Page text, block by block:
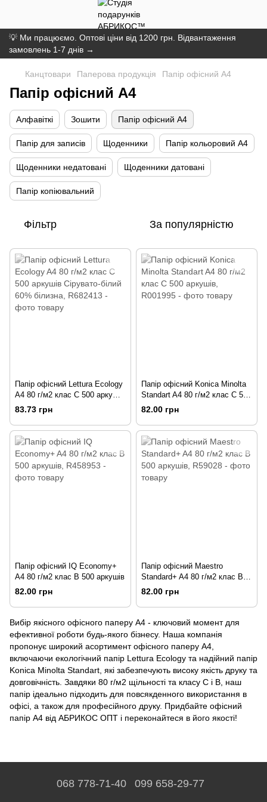
💡 Ми працюємо. Оптові ціни від 1200 грн. Відвантаження
замовлень 1-7 днів →
Канцтовари Паперова продукція Папір офісний A4
Папір офісний A4
Алфавіткі Зошити Папір офісний A4
Папір для записів Щоденники Папір кольоровий A4
Щоденники недатовані Щоденники датовані
Папір копіювальний
Фільтр За популярністю
Папір офісний Lettura Ecology
A4 80 г/м2 клас C 500 аркушів
Сірувато-білий 60% білизна
83.73 грн
Папір офісний Konica Minolta
Standart A4 80 г/м2 клас С 500
аркушів
82.00 грн
Папір офісний IQ Economy+
A4 80 г/м2 клас B 500 аркушів
82.00 грн
Папір офісний Maestro
Standard+ A4 80 г/м2 клас B
500 аркушів
82.00 грн
Вибір якісного офісного паперу A4 - ключовий момент для
ефективної роботи будь-якого бізнесу. Наша компанія
пропонує широкий асортимент офісного паперу A4,
включаючи екологічний папір Lettura Ecology та надійний папір
Konica Minolta Standart, які забезпечують високу якість друку та
довговічність. Завдяки 80 г/м2 щільності та класу C і B, наш
папір ідеально підходить для повсякденного використання в
офісі, а також для професійного друку. Придбайте офісний
папір A4 від АБРИКОС ОПТ і переконайтеся в його якості!
068 778-71-40 099 658-29-77